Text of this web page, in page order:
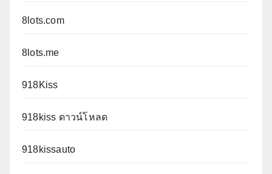
8lots.com
8lots.me
918Kiss
918kiss ดาวน์โหลด
918kissauto